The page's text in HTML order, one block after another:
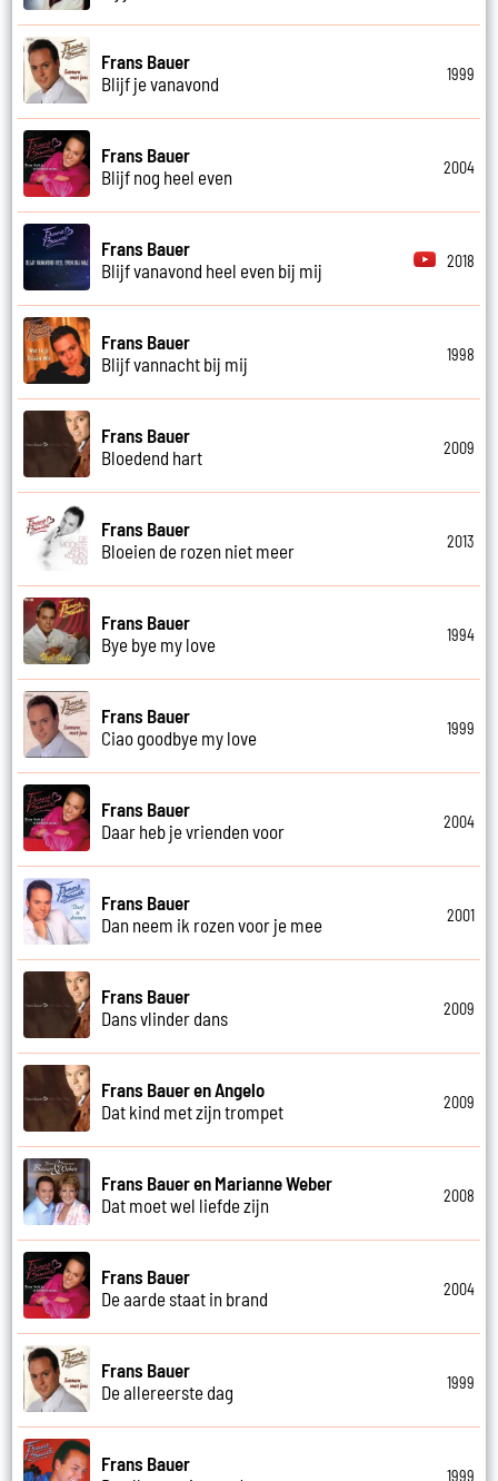
Frans Bauer
Blijf je vanavond
1999
Frans Bauer
Blijf nog heel even
2004
Frans Bauer
Blijf vanavond heel even bij mij
2018
Frans Bauer
Blijf vannacht bij mij
1998
Frans Bauer
Bloedend hart
2009
Frans Bauer
Bloeien de rozen niet meer
2013
Frans Bauer
Bye bye my love
1994
Frans Bauer
Ciao goodbye my love
1999
Frans Bauer
Daar heb je vrienden voor
2004
Frans Bauer
Dan neem ik rozen voor je mee
2001
Frans Bauer
Dans vlinder dans
2009
Frans Bauer en Angelo
Dat kind met zijn trompet
2009
Frans Bauer en Marianne Weber
Dat moet wel liefde zijn
2008
Frans Bauer
De aarde staat in brand
2004
Frans Bauer
De allereerste dag
1999
Frans Bauer
1999